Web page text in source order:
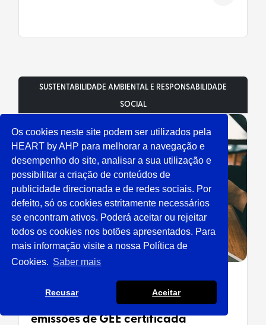
SUSTENTABILIDADE AMBIENTAL E RESPONSABILIDADE
SOCIAL
Turismo de Portugal lança
nova calculadora de
emissões de GEE certificada
Os cookies neste site podem ser utilizados pela
HEART by AHP para melhorar a navegação e
desempenho do site, analisar a sua utilização e
possibilitar a criação de conteúdos de
publicidade direcionada e de redes sociais. Por
defeito, só os cookies estritamente necessários
se encontram ativos. Poderá aceitar ou rejeitar
todos os cookies nos botões apresentados. Para
mais informação visite a nossa Política de
Cookies. Saber mais
Recusar Aceitar